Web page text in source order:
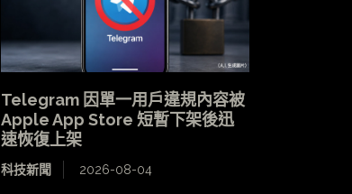
Telegram 因單一用戶違規內容被
Apple App Store 短暫下架後迅
速恢復上架
科技新聞 2026-08-04